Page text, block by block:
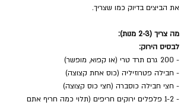
את הביצים בדיוק כמו שצריך.
מה צריך (2-3 מנות):
לבסיס הירוק:
- 200 גרם תרד טרי (או קפוא, מופשר)
- חבילה פטרוזיליה (כוס אחת קצוצה)
- חצי חבילה כוסברה (חצי כוס קצוצה)
- 1-2 פלפלים ירוקים חריפים (תלוי כמה חריף אתם